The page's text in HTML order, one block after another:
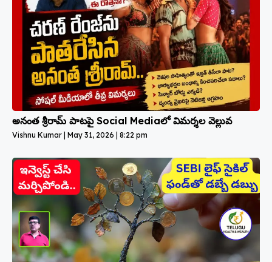
అనంత శ్రీరామ్ పాటపై Social Mediaలో విమర్శల వెల్లువ
Vishnu Kumar May 31, 2026 8:22 pm